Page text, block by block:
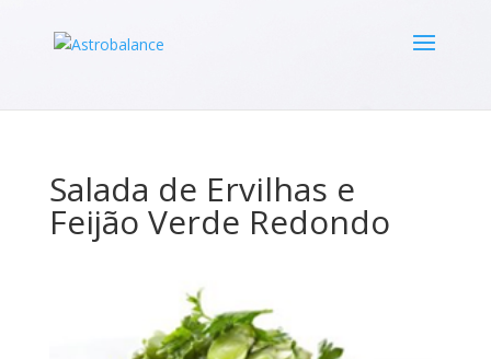
Salada de Ervilhas e
Feijão Verde Redondo